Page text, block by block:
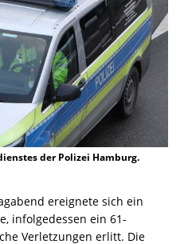
der Polizei Hamburg.
ereignete sich ein
infolgedessen ein 61-
Verletzungen erlitt. Die